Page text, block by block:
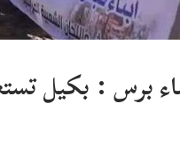
برس : بكيل